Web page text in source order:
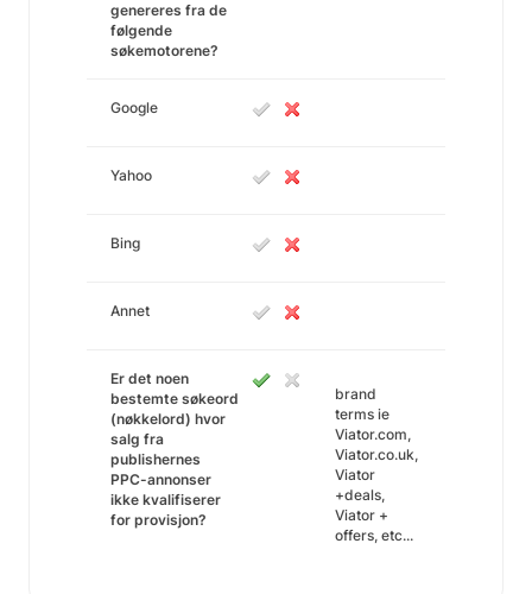
genereres fra de
følgende
søkemotorene?
Google
Yahoo
Bing
Annet
Er det noen
bestemte søkeord
(nøkkelord) hvor
salg fra
publishernes
PPC-annonser
ikke kvalifiserer
for provisjon?
brand
terms ie
Viator.com,
Viator.co.uk,
Viator
+deals,
Viator +
offers, etc...